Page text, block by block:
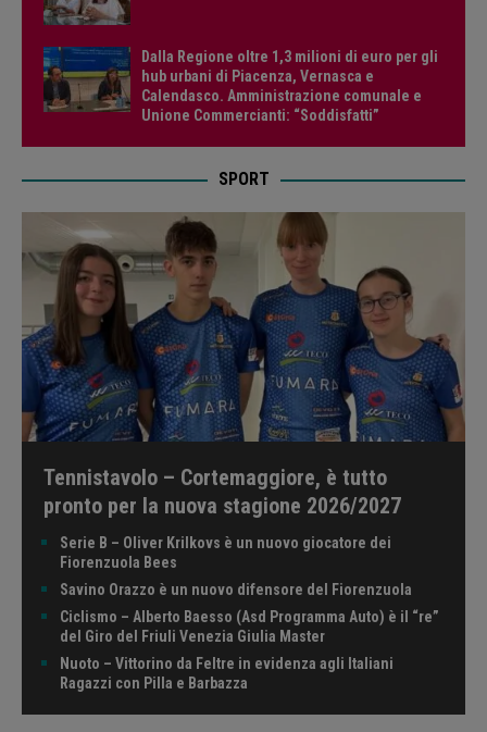
Dalla Regione oltre 1,3 milioni di euro per gli
hub urbani di Piacenza, Vernasca e
Calendasco. Amministrazione comunale e
Unione Commercianti: “Soddisfatti”
SPORT
Tennistavolo – Cortemaggiore, è tutto
pronto per la nuova stagione 2026/2027
Serie B – Oliver Krilkovs è un nuovo giocatore dei
Fiorenzuola Bees
Savino Orazzo è un nuovo difensore del Fiorenzuola
Ciclismo – Alberto Baesso (Asd Programma Auto) è il “re”
del Giro del Friuli Venezia Giulia Master
Nuoto – Vittorino da Feltre in evidenza agli Italiani
Ragazzi con Pilla e Barbazza